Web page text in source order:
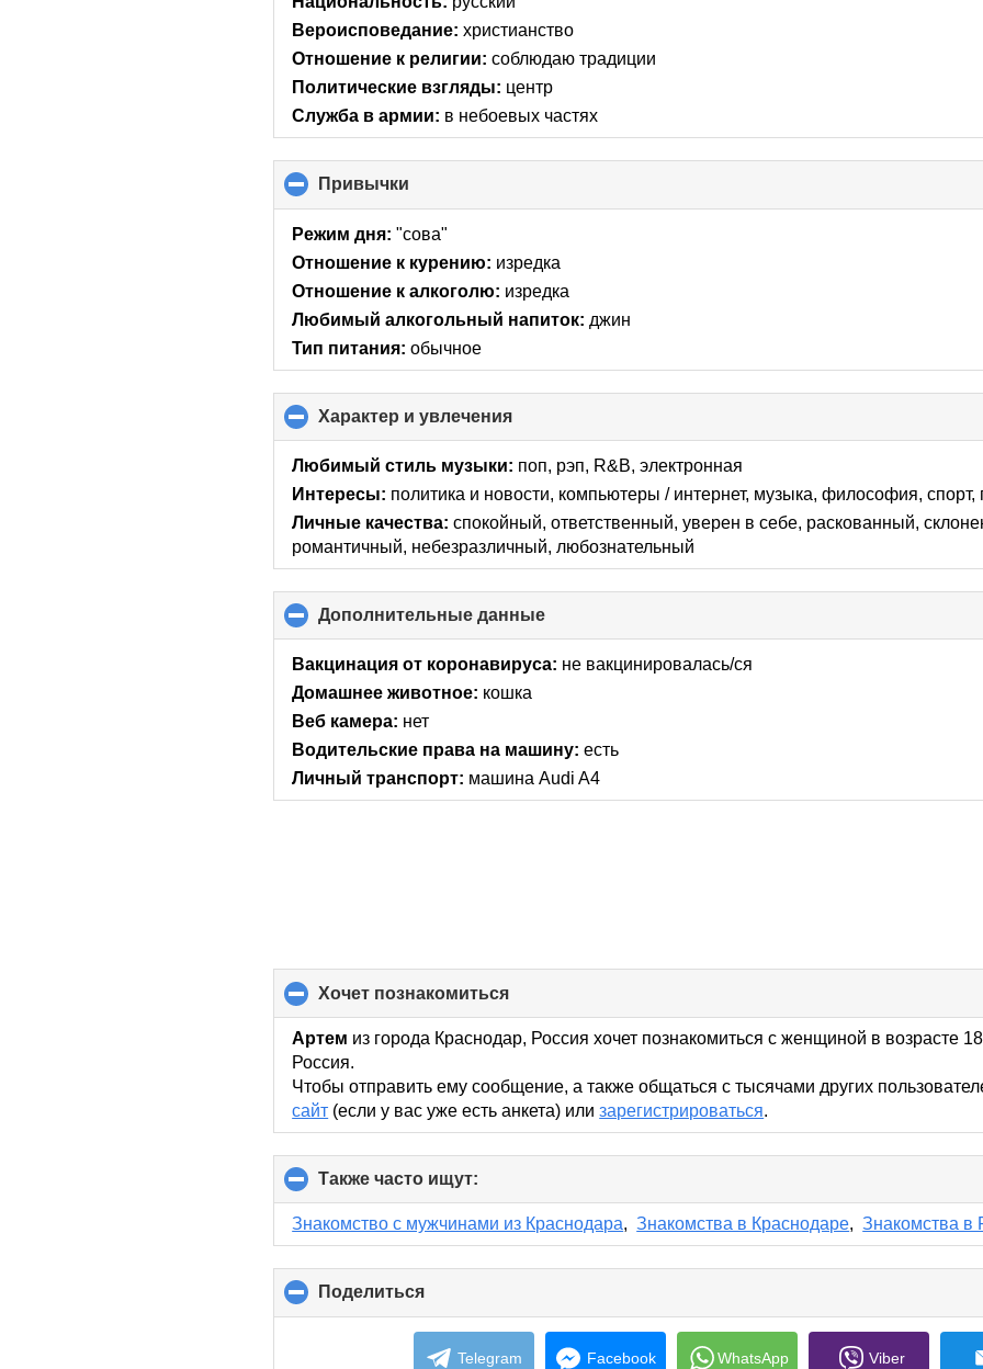
Вероисповедание: христианство
Отношение к религии: соблюдаю традиции
Политические взгляды: центр
Служба в армии: в небоевых частях
Привычки
to
collapse
Режим дня: "сова"
Отношение к курению: изредка
Отношение к алкоголю: изредка
Любимый алкогольный напиток: джин
Тип питания: обычное
Характер и увлечения
to
collapse
Любимый стиль музыки: поп, рэп, R&B, электронная
Интересы: политика и новости, компьютеры / интернет, музыка, философия, спорт,
Личные качества: спокойный, ответственный, уверен в себе, раскованный,
романтичный, небезразличный, любознательный
Дополнительные данные
to
collapse
Вакцинация от коронавируса: не вакцинировалась/ся
Домашнее животное: кошка
Веб камера: нет
Водительские права на машину: есть
Личный транспорт: машина Audi A4
хочет познакомиться
to
collapse
Артем из города Краснодар, Россия хочет познакомиться с женщиной в возрасте
Россия.
Чтобы отправить ему сообщение, а также общаться с тысячами других
сайт (если у вас уже есть анкета) илизарегистрироваться.
Также часто ищут:
to
collapse
contents
Знакомство с мужчинами из Краснодара,Знакомства в Краснодаре,Знакомства в
Поделиться
to
collapse
contents
Telegram Facebook WhatsApp Viber